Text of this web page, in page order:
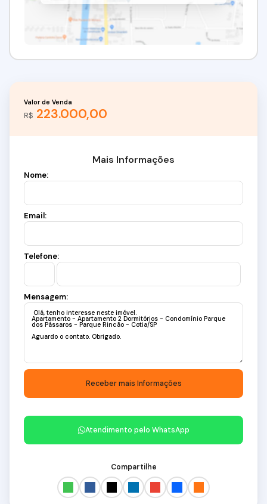
R$ 223.000,00
Valor de Venda
Mais Informações
Nome:
Email:
Telefone:
Mensagem:
Atendimento pelo WhatsApp
Compartilhe